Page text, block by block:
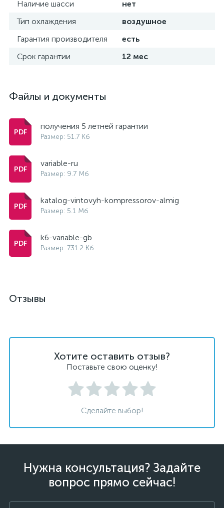
Наличие шасси
нет
Тип охлаждения
воздушное
Гарантия производителя
есть
Срок гарантии
12 мес
Файлы и документы
получения 5 летней гарантии
Размер: 51.7 Кб
variable-ru
Размер: 9.7 Мб
katalog-vintovyh-kompressorov-almig
Размер: 5.1 Мб
k6-variable-gb
Размер: 731.2 Кб
Отзывы
Хотите оставить отзыв?
Поставьте свою оценку!
Сделайте выбор!
Нужна консультация? Задайте
вопрос прямо сейчас!